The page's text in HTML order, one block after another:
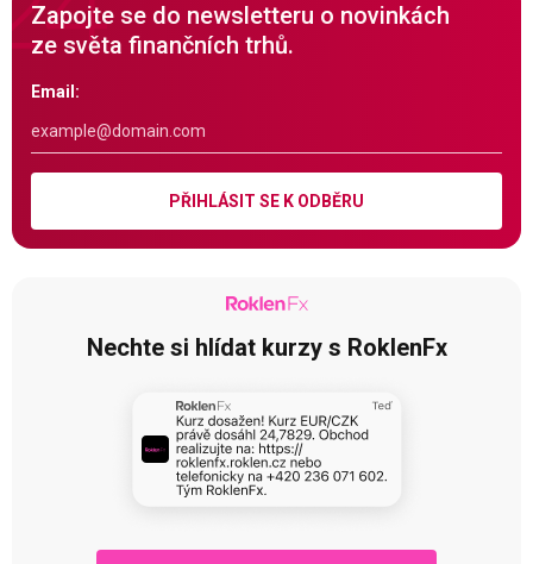
Zapojte se do newsletteru o novinkách
ze světa finančních trhů.
Email:
PŘIHLÁSIT SE K ODBĚRU
Nechte si hlídat kurzy s RoklenFx